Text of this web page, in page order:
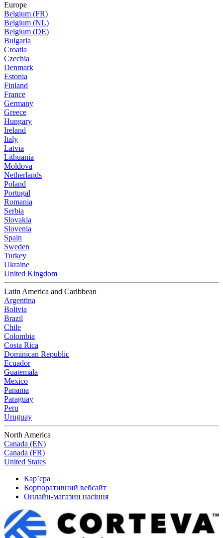
Europe
Belgium (FR)
Belgium (NL)
Belgium (DE)
Bulgaria
Croatia
Czechia
Denmark
Estonia
Finland
France
Germany
Greece
Hungary
Ireland
Italy
Latvia
Lithuania
Moldova
Netherlands
Poland
Portugal
Romania
Serbia
Slovakia
Slovenia
Spain
Sweden
Turkey
Ukraine
United Kingdom
Latin America and Caribbean
Argentina
Bolivia
Brazil
Chile
Colombia
Costa Rica
Dominican Republic
Ecuador
Guatemala
Mexico
Panama
Paraguay
Peru
Uruguay
North America
Canada (EN)
Canada (FR)
United States
Кар’єра
Корпоративний вебсайт
Онлайн-магазин насіння